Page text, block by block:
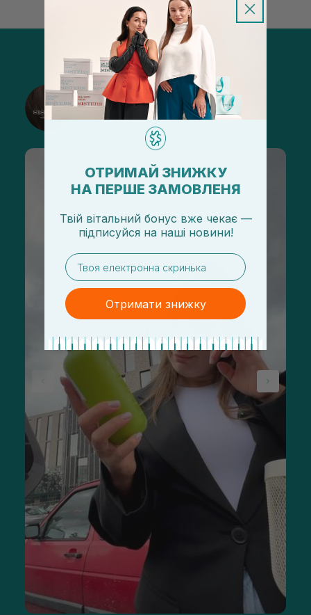
@sisters_stelmakh в Instagram
Підписатися
ОТРИМАЙ ЗНИЖКУ
НА ПЕРШЕ ЗАМОВЛЕНЯ
Твій вітальний бонус вже чекає —
підписуйся на наші новини!
email
Отримати знижку